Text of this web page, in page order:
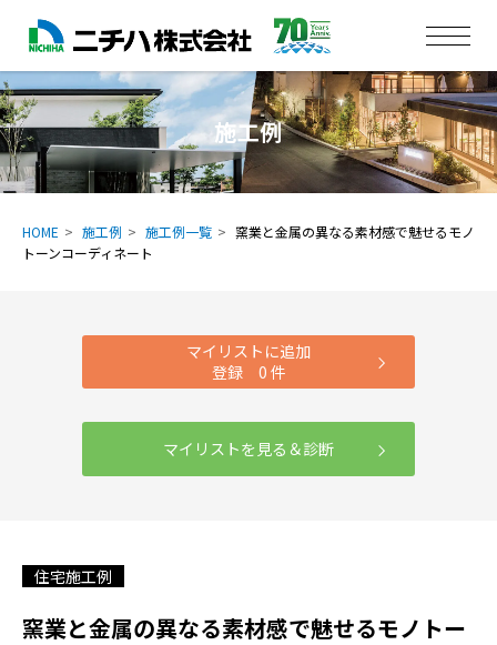
施工例
HOME 施工例 施工例一覧
窯業と金属の異なる素材感で魅せるモノ
トーンコーディネート
マイリストに追加
登録 0 件
マイリストを見る＆診断
住宅施工例
窯業と金属の異なる素材感で魅せるモノトー